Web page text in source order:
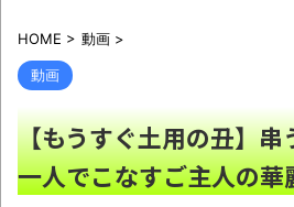
「賛成」と回答
ますわ」 → 凄いことにな
【腹筋崩壊】見た瞬間
HOME > 動画 >
動画
【もうすぐ土用の丑】串
一人でこなすご主人の